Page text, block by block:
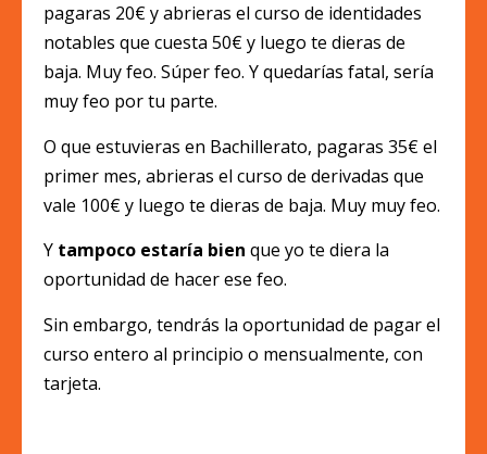
pagaras 20€ y abrieras el curso de identidades
notables que cuesta 50€ y luego te dieras de
baja. Muy feo. Súper feo. Y quedarías fatal, sería
muy feo por tu parte.
O que estuvieras en Bachillerato, pagaras 35€ el
primer mes, abrieras el curso de derivadas que
vale 100€ y luego te dieras de baja. Muy muy feo.
Y tampoco estaría bien que yo te diera la
oportunidad de hacer ese feo.
Sin embargo, tendrás la oportunidad de pagar el
curso entero al principio o mensualmente, con
tarjeta.